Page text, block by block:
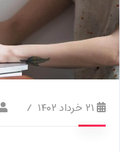
۲۱ خرداد ۱۴۰۲